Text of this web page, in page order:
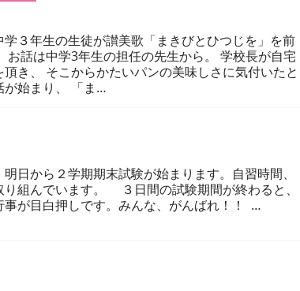
３年生の生徒が讃美歌「まきびとひつじを」を前
お話は中学3年生の担任の先生から。 学校長が自宅
き、 そこからかたいパンの美味しさに気付いたと
が始まり、 「ま…
日から２学期期末試験が始まります。自習時間、
組んでいます。 ３日間の試験期間が終わると、
事が目白押しです。みんな、がんばれ！！ …